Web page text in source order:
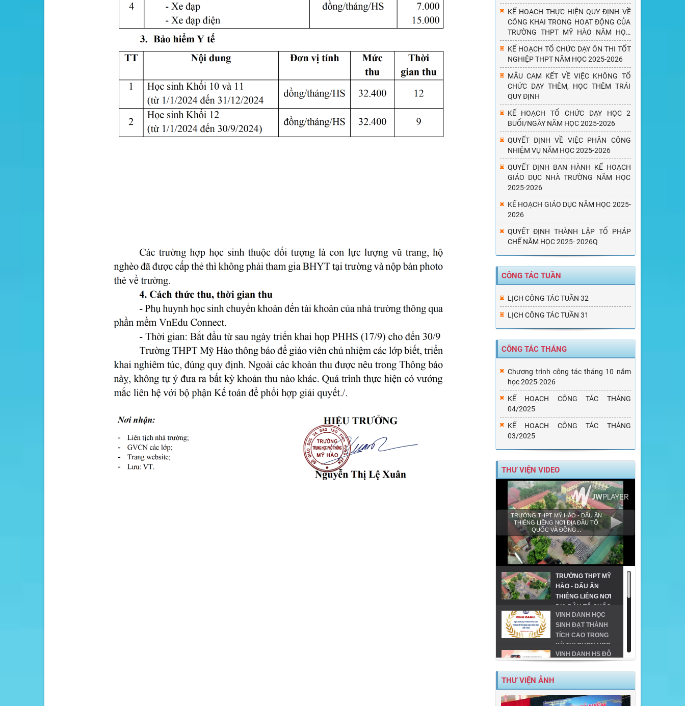
KẾ HOẠCH THỰC HIỆN QUY ĐỊNH VỀ
CÔNG KHAI TRONG HOẠT ĐỘNG CỦA
TRƯỜNG THPT MỸ HÀO NĂM HỌC
2025 - 2026
KẾ HOẠCH TỔ CHỨC DẠY ÔN THI TỐT
NGHIỆP THPT NĂM HỌC 2025-2026
MẪU CAM KẾT VỀ VIỆC KHÔNG TỔ
CHỨC DẠY THÊM, HỌC THÊM TRÁI
QUY ĐỊNH
KẾ HOẠCH TỔ CHỨC DẠY HỌC 2
BUỔI/NGÀY NĂM HỌC 2025-2026
QUYẾT ĐỊNH VỀ VIỆC PHÂN CÔNG
NHIỆM VỤ NĂM HỌC 2025-2026
QUYẾT ĐỊNH BAN HÀNH KẾ HOẠCH
GIÁO DỤC NHÀ TRƯỜNG NĂM HỌC
2025-2026
KẾ HOẠCH GIÁO DỤC NĂM HỌC 2025-
2026
QUYẾT ĐỊNH THÀNH LẬP TỔ PHÁP
CHẾ NĂM HỌC 2025- 2026Q
CÔNG TÁC TUẦN
LỊCH CÔNG TÁC TUẦN 32
LỊCH CÔNG TÁC TUẦN 31
CÔNG TÁC THÁNG
Chương trình công tác tháng 10 năm
học 2025-2026
KẾ HOẠCH CÔNG TÁC THÁNG
04/2025
KẾ HOẠCH CÔNG TÁC THÁNG
03/2025
THƯ VIỆN VIDEO
TRƯỜNG THPT MỸ HÀO - DẤU ẤN
THIÊNG LIÊNG NƠI ĐỊA ĐẦU TỔ
QUỐC VÀ ĐỒNG...
TRƯỜNG THPT MỸ
HÀO - DẤU ẤN
THIÊNG LIÊNG NƠI
ĐỊA ĐẦU TỔ QUỐC
VÀ ĐỒNG HÀNH
CÙNG GIÁO DỤC
VÙNG CAO!
VINH DANH HỌC
SINH ĐẠT THÀNH
TÍCH CAO TRONG
KỲ THI CHỌN HỌC
SINH GIỎI CẤP TỈNH
VINH DANH HS ĐỖ
ĐH TRÊN 24 ĐIỂM
MỸ HÀO VINH DANH
HỌC SINH GIỎI CẤP
THƯ VIỆN ẢNH